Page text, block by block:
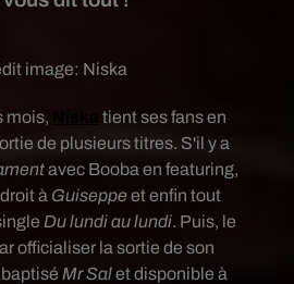
image: Niska
mois,
tient ses fans en
de plusieurs titres. S'il y a
avec Booba en featuring,
à Guiseppeet enfin tout
Du lundi au lundi. Puis, le
officialiser la sortie de son
Mr Sal et disponible à